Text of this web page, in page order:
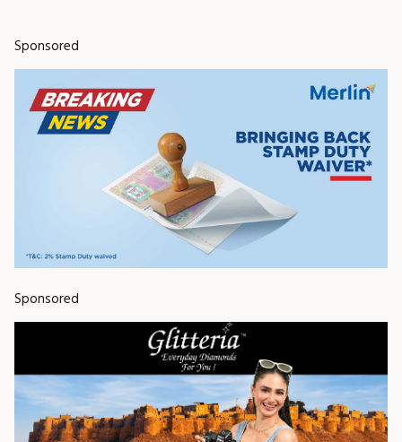
Sponsored
Sponsored